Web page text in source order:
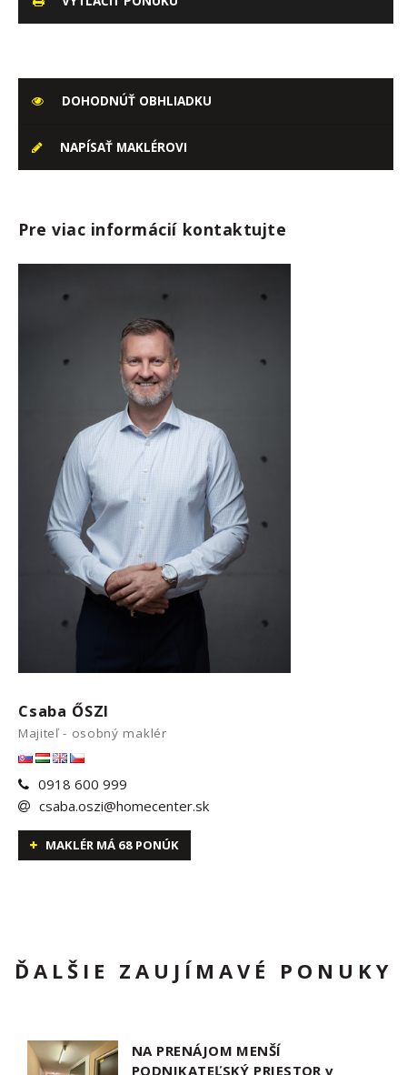
DOHODNÚŤ OBHLIADKU
NAPÍSAŤ MAKLÉROVI
Pre viac informácií kontaktujte
Csaba ŐSZI
Majiteľ - osobný maklér
0918 600 999
csaba.oszi@homecenter.sk
MAKLÉR MÁ 68 PONÚK
ĎALŠIE ZAUJÍMAVÉ PONUKY
NA PRENÁJOM MENŠÍ
PODNIKATEĽSKÝ PRIESTOR v